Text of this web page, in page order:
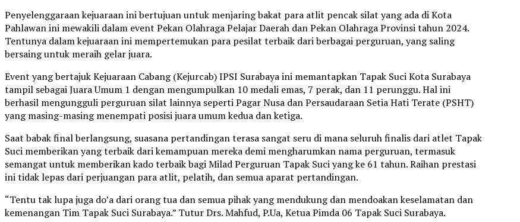
Penyelenggaraan kejuaraan ini bertujuan untuk menjaring bakat para atlit pencak silat yang ada di Kota
Pahlawan ini mewakili dalam event Pekan Olahraga Pelajar Daerah dan Pekan Olahraga Provinsi tahun 2024.
Tentunya dalam kejuaraan ini mempertemukan para pesilat terbaik dari berbagai perguruan, yang saling
bersaing untuk meraih gelar juara.
Event yang bertajuk Kejuaraan Cabang (Kejurcab) IPSI Surabaya ini memantapkan Tapak Suci Kota Surabaya
tampil sebagai Juara Umum 1 dengan mengumpulkan 10 medali emas, 7 perak, dan 11 perunggu. Hal ini
berhasil mengungguli perguruan silat lainnya seperti Pagar Nusa dan Persaudaraan Setia Hati Terate (PSHT)
yang masing-masing menempati posisi juara umum kedua dan ketiga.
Saat babak final berlangsung, suasana pertandingan terasa sangat seru di mana seluruh finalis dari atlet Tapak
Suci memberikan yang terbaik dari kemampuan mereka demi mengharumkan nama perguruan, termasuk
semangat untuk memberikan kado terbaik bagi Milad Perguruan Tapak Suci yang ke 61 tahun. Raihan prestasi
ini tidak lepas dari perjuangan para atlit, pelatih, dan semua aparat pertandingan.
“Tentu tak lupa juga do’a dari orang tua dan semua pihak yang mendukung dan mendoakan keselamatan dan
kemenangan Tim Tapak Suci Surabaya.” Tutur Drs. Mahfud, P.Ua, Ketua Pimda 06 Tapak Suci Surabaya.